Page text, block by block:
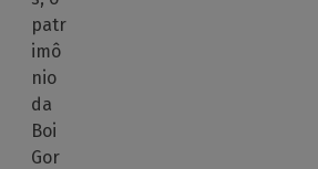
patr
imô
nio
da
Boi
Gor